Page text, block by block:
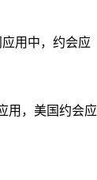
用中，约会应
用，美国约会应